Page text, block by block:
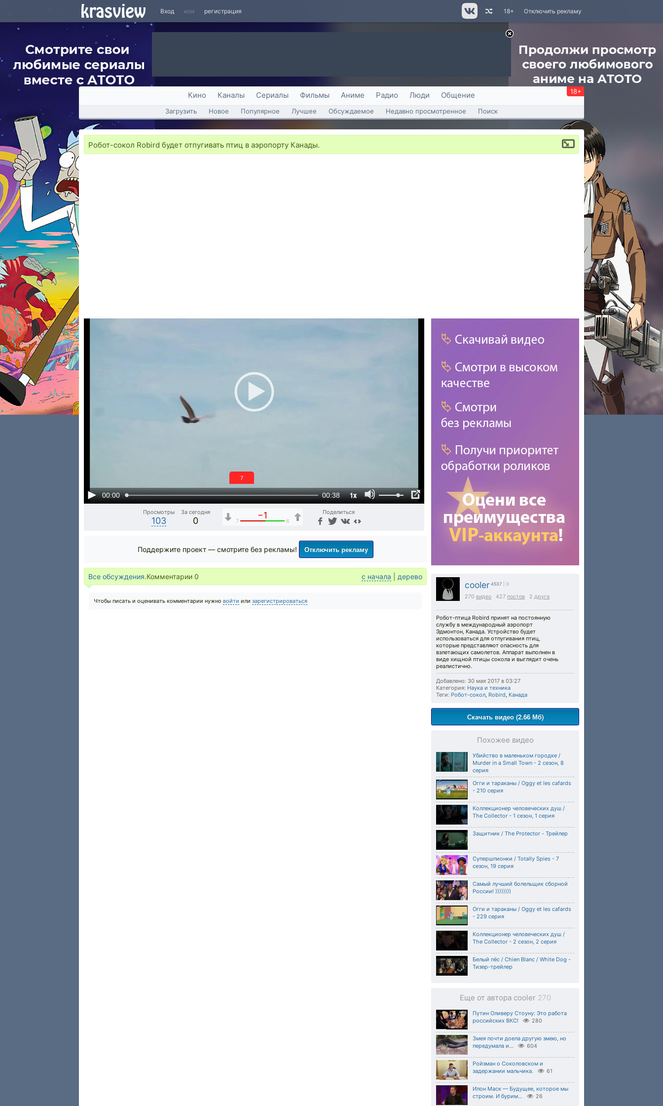
Вход или регистрация Отключить рекламу
18+
Кино Каналы Сериалы Фильмы Аниме Радио Люди Общение 18+
Загрузить Новое Популярное Лучшее Обсуждаемое Недавно просмотренное Поиск
Робот-сокол Robird будет отпугивать птиц в аэропорту Канады.
00:00 00:38 1x
6
Просмотры
103
За сегодня
0
−1
7 6
Поделиться
cooler 4537 | 0
270 видео 427 постов 2 друга
Робот-птица Robird принят на постоянную
службу в международный аэропорт
Эдмонтон, Канада. Устройство будет
использоваться для отпугивания птиц,
которые представляют опасность для
взлетающих самолетов. Аппарат выполнен в
виде хищной птицы сокола и выглядит очень
реалистично.
Добавлено: 30 мая 2017 в 03:27
Категория: Наука и техника
Теги: Робот-сокол, Robird, Канада
Скачать видео (2.66 Мб)
Похожее видео
Убийство в маленьком городке /
Murder in a Small Town - 2 сезон, 8
серия
Огги и тараканы / Oggy et les cafards
- 210 серия
Коллекционер человеческих душ /
The Collector - 1 сезон, 1 серия
Защитник / The Protector - Трейлер
Супершпионки / Totally Spies - 7
сезон, 19 серия
Самый лучший болельщик сборной
России! ))))))))
Огги и тараканы / Oggy et les cafards
- 229 серия
Коллекционер человеческих душ /
The Collector - 2 сезон, 2 серия
Белый пёс / Chien Blanc / White Dog -
Тизер-трейлер
Еще от автора cooler 270
Путин Оливеру Стоуну: Это работа
российских ВКС!
280
Змея почти доела другую змею, но
передумала и...
604
Ройзман о Соколовском и
задержании мальчика.
61
Илон Маск — Будущее, которое мы
строим. И бурим...
26
Поддержите проект — смотрите без рекламы! Отключить рекламу
Все обсуждения.Комментарии 0 с начала дерево
Чтобы писать и оценивать комментарии нужно войти или зарегистрироваться